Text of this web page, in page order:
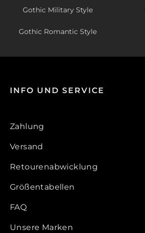
Gothic Military Style
Gothic Romantic Style
INFO UND SERVICE
Zahlung
Versand
Retourenabwicklung
Größentabellen
FAQ
Unsere Marken